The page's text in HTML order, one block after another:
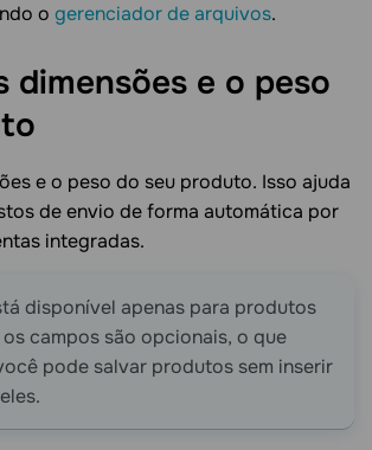
o gerenciador de arquivos.
dimensões e o peso
e o peso do seu produto. Isso ajuda
de envio de forma automática por
integradas.
disponível apenas para produtos
campos são opcionais, o que
pode salvar produtos sem inserir